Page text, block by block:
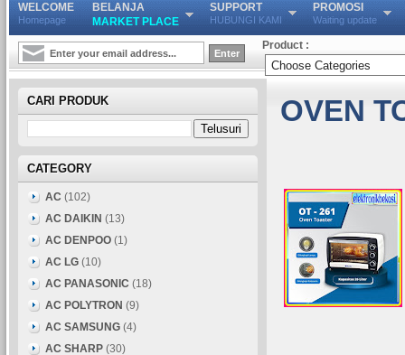
WELCOME
Homepage
BELANJA
MARKET PLACE
SUPPORT
HUBUNGI KAMI
PROMOSI
Waiting update
Product :
OVEN
CARI PRODUK
CATEGORY
AC (102)
AC DAIKIN (13)
AC DENPOO (1)
AC LG (10)
AC PANASONIC (18)
AC POLYTRON (9)
AC SAMSUNG (4)
AC SHARP (30)